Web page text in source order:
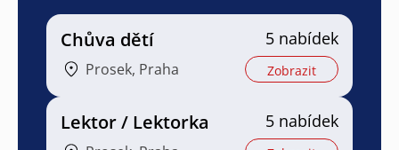
Chůva dětí
Prosek, Praha
5 nabídek
Zobrazit
Lektor / Lektorka 5 nabídek